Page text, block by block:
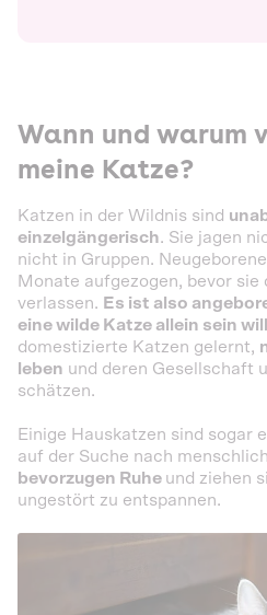
Wann und warum
meine Katze?
Katzen in der Wildnis sind
einzelgängerisch. Sie jagen
nicht in Gruppen.
Monate aufgezogen, bevor
verlassen. Es ist also
eine wilde Katze allein sein will
domestizierte Katzen gelernt,
leben und deren Gesellschaft
schätzen.
Einige Hauskatzen sind sogar
auf der Suche nach
bevorzugen Ruhe und ziehen
ungestört zu entspannen.